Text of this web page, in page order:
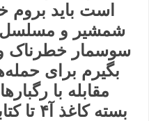
است باید بروم
شمشیر و مسلسل
سوسمار خطرناک
بگیرم برای
مقابله با
بسته